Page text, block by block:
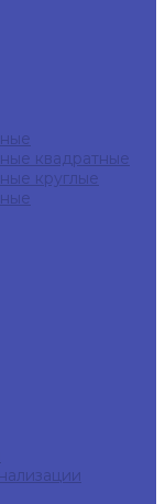
квадратные
круглые